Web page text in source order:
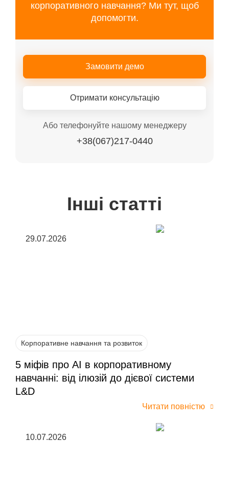
корпоративного навчання? Ми тут, щоб
допомогти.
Замовити демо
Отримати консультацію
Або телефонуйте нашому менеджеру
+38(067)217-0440
Інші статті
29.07.2026
Корпоративне навчання та розвиток
5 міфів про AI в корпоративному
навчанні: від ілюзій до дієвої системи
L&D
Читати повністю
10.07.2026